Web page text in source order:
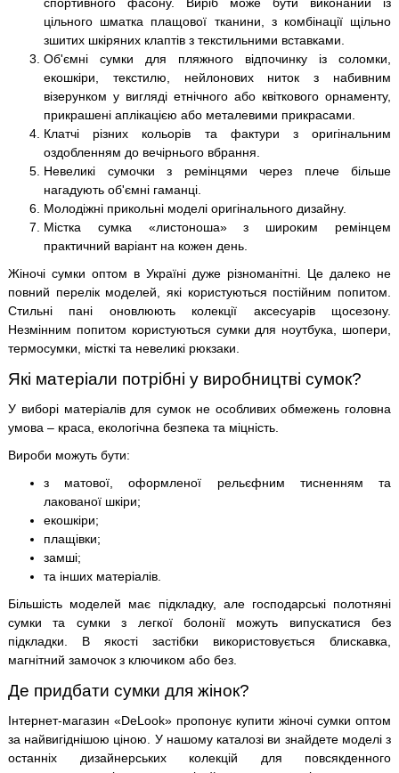
цільного шматка плащової тканини, з комбінації щільно
зшитих шкіряних клаптів з текстильними вставками.
Об'ємні сумки для пляжного відпочинку із соломки,
екошкіри, текстилю, нейлонових ниток з набивним
візерунком у вигляді етнічного або квіткового орнаменту,
прикрашені аплікацією або металевими прикрасами.
Клатчі різних кольорів та фактури з оригінальним
оздобленням до вечірнього вбрання.
Невеликі сумочки з ремінцями через плече більше
нагадують об'ємні гаманці.
Молодіжні прикольні моделі оригінального дизайну.
Містка сумка «листоноша» з широким ремінцем
практичний варіант на кожен день.
Жіночі сумки оптом в Україні дуже різноманітні. Це далеко не
повний перелік моделей, які користуються постійним попитом.
Стильні пані оновлюють колекції аксесуарів щосезону.
Незмінним попитом користуються сумки для ноутбука, шопери,
термосумки, місткі та невеликі рюкзаки.
Які матеріали потрібні у виробництві сумок?
У виборі матеріалів для сумок не особливих обмежень головна
умова – краса, екологічна безпека та міцність.
Вироби можуть бути:
з матової, оформленої рельєфним тисненням та
лакованої шкіри;
екошкіри;
плащівки;
замші;
та інших матеріалів.
Більшість моделей має підкладку, але господарські полотняні
сумки та сумки з легкої болонії можуть випускатися без
підкладки. В якості застібки використовується блискавка,
магнітний замочок з ключиком або без.
Де придбати сумки для жінок?
Інтернет-магазин «DeLook» пропонує купити жіночі сумки оптом
за найвигіднішою ціною. У нашому каталозі ви знайдете моделі з
останніх дизайнерських колекцій для повсякденного